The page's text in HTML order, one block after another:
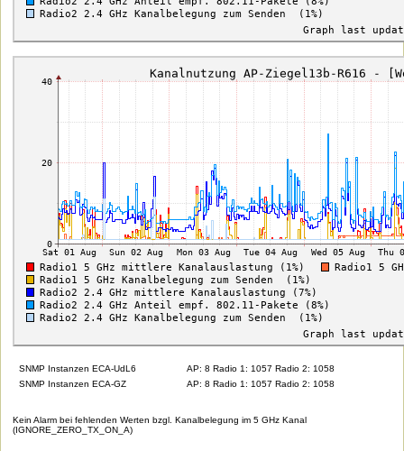
SNMP Instanzen ECA-UdL6
AP: 8 Radio 1: 1057 Radio 2: 1058
SNMP Instanzen ECA-GZ
AP: 8 Radio 1: 1057 Radio 2: 1058
Kein Alarm bei fehlenden Werten bzgl. Kanalbelegung im 5 GHz Kanal
(IGNORE_ZERO_TX_ON_A)